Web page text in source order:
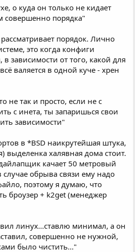
о куда он только не кидает
совершенно порядка"
порядок. Лично
это когда конфиги
зависимости от того, какой для
валяется в одной куче - хрен
не так и просто, если не с
с инета, ты запаришься свои
зависимости"
в *BSD наикрутейшая штука,
выделенка халявная дома стоит.
качает 50 метровый
обрыва связи ему надо
поэтому я думаю, что
броузер + k2get (менеджер
линух...ставлю минимал, а он
совершенно не нужной,
было чистить..."